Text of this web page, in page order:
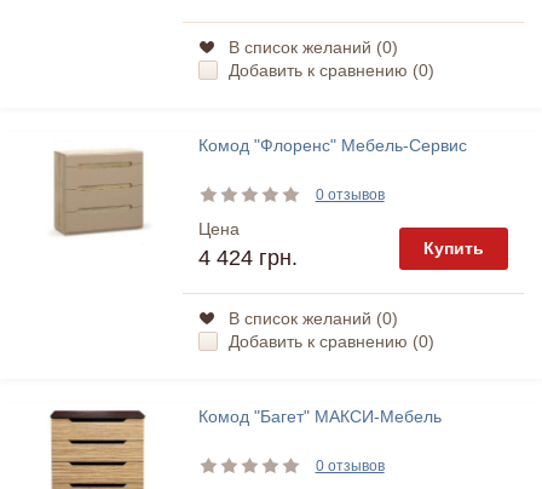
В список желаний (0)
Добавить к сравнению (0)
Комод "Флоренс" Мебель-Сервис
0 отзывов
Цена
4 424 грн. Купить
В список желаний (0)
Добавить к сравнению (0)
Комод "Багет" МАКСИ-Мебель
0 отзывов